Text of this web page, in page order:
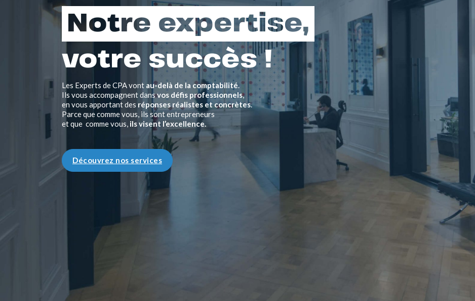
Notre expertise,
votre succès !
Les Experts de CPA vont au-delà de la comptabilité.
Ils vous accompagnent dansvos défis professionnels,
en vous apportant des réponses réalistes et concrètes.
Parce que comme vous, ils sont entrepreneurs
et que comme vous, ils visent l’excellence.
Découvrez nos services